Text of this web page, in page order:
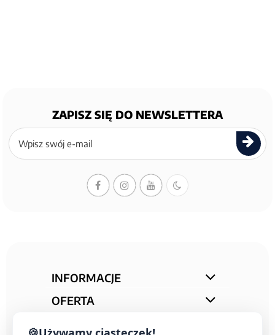
ZAPISZ SIĘ DO NEWSLETTERA
Zapisz
się
newslettera
INFORMACJE
OFERTA